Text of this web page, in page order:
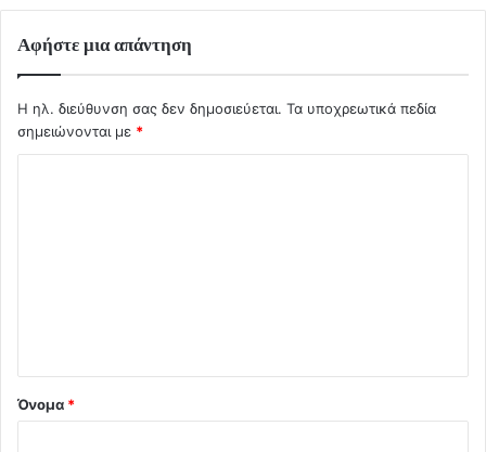
Αφήστε μια απάντηση
Η ηλ. διεύθυνση σας δεν δημοσιεύεται. Τα υποχρεωτικά πεδία
σημειώνονται με *
Όνομα *